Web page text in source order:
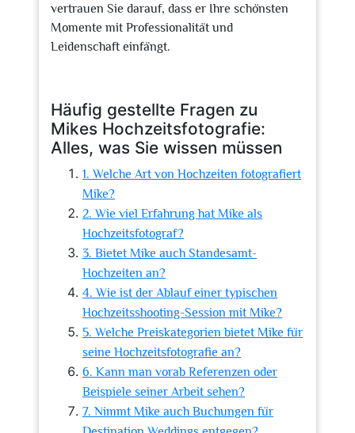
vertrauen Sie darauf, dass er Ihre schönsten
Momente mit Professionalität und
Leidenschaft einfängt.
Häufig gestellte Fragen zu
Mikes Hochzeitsfotografie:
Alles, was Sie wissen müssen
1. Welche Art von Hochzeiten fotografiert
Mike?
2. Wie viel Erfahrung hat Mike als
Hochzeitsfotograf?
3. Bietet Mike auch Standesamt-
Hochzeiten an?
4. Wie ist der Ablauf einer typischen
Hochzeitsshooting-Session mit Mike?
5. Welche Preiskategorien bietet Mike für
seine Hochzeitsfotografie an?
6. Kann man vorab Referenzen oder
Beispiele seiner Arbeit sehen?
7. Nimmt Mike auch Buchungen für